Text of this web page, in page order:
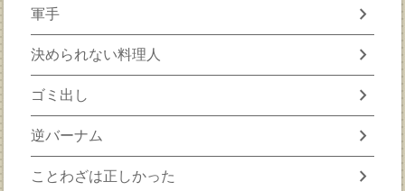
軍手 chevron_right
決められない料理人 chevron_right
ゴミ出し chevron_right
逆バーナム chevron_right
ことわざは正しかった chevron_right